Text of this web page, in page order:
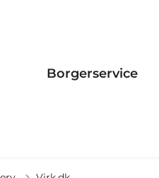
Borgerservice
til